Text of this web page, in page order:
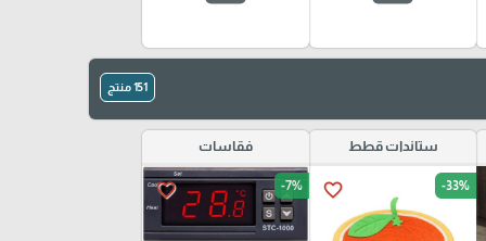
151 منتج
ستاندات قطط
favorite_border -33%
فقاسات
favorite_border -7%